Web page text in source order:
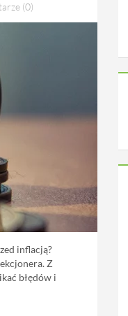
(0)
inflacją?
Z
błędów i